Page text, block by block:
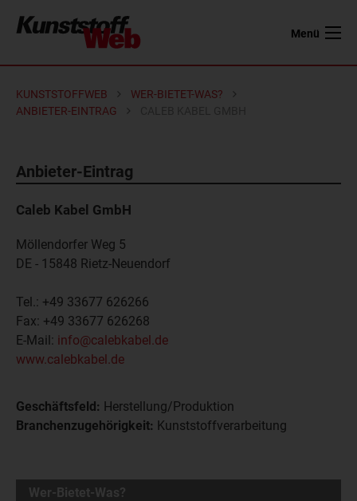
Menü
KUNSTSTOFFWEB
WER-BIETET-WAS?
ANBIETER-EINTRAG
Anbieter-Eintrag
Caleb Kabel GmbH
Möllendorfer Weg 5
DE - 15848 Rietz-Neuendorf
Tel.: +49 33677 626266
Fax: +49 33677 626268
E-Mail: info@calebkabel.de
www.calebkabel.de
Geschäftsfeld: Herstellung/Produktion
Branchenzugehörigkeit: Kunststoffverarbeitung
Wer-Bietet-Was?